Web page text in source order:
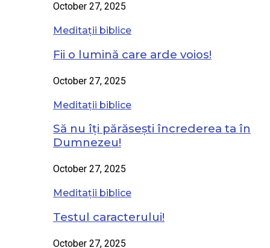
October 27, 2025
Meditații biblice
Fii o lumină care arde voios!
October 27, 2025
Meditații biblice
Să nu îți părăsești încrederea ta în
Dumnezeu!
October 27, 2025
Meditații biblice
Testul caracterului!
October 27, 2025